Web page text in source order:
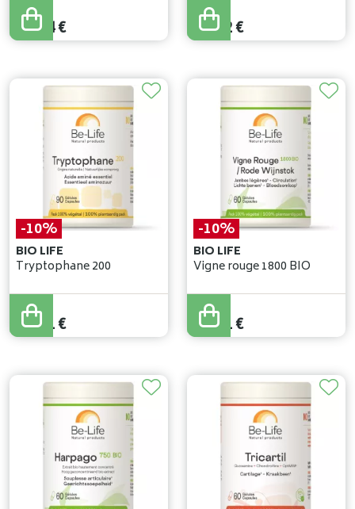
19,60
17,64€
19,80
17,82€
-10%
BIO LIFE
Tryptophane 200
19,90
17,91€
-10%
BIO LIFE
Vigne rouge 1800 BIO
19,90
17,91€